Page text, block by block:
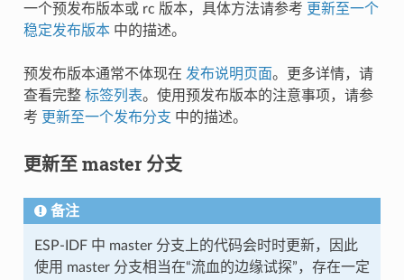
一个预发布版本或 rc 版本，具体方法请参考 更新至一个
稳定发布版本中的描述。
预发布版本通常不体现在 发布说明页面。更多详情，请
查看完整 标签列表。使用预发布版本的注意事项，请参
考 更新至一个发布分支 中的描述。
更新至 master 分支
备注
ESP-IDF 中 master 分支上的代码会时时更新，因此
使用 master 分支相当在“流血的边缘试探”，存在一定